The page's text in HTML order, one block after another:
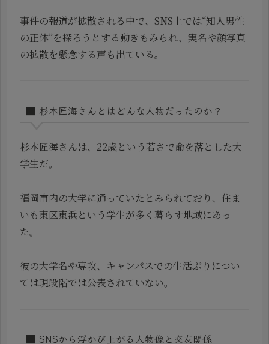
事件の報道が拡散される中で、SNS上では“知人男性
の正体”を探ろうとする動きもみられ、実名や顔写真
の拡散を懸念する声も出ている。
■ 杉本匠海さんとはどんな人物だったのか？
杉本匠海さんは、22歳という若さで命を落とした大
学生だ。
福岡市内の大学に通っていたとみられており、住ま
いも東区東浜という学生が多く暮らす地域にあっ
た。
彼の大学名や専攻、キャンパスでの生活ぶりについ
ては現段階では公表されていない。
■ SNSから浮かび上がる人物像と交友関係